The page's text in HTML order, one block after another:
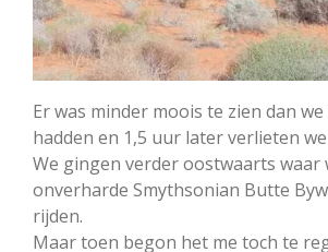
Er was minder moois te zien dan
hadden en 1,5 uur later verlieten
We gingen verder oostwaarts waar
onverharde Smythsonian Butte
rijden.
Maar toen begon het me toch te